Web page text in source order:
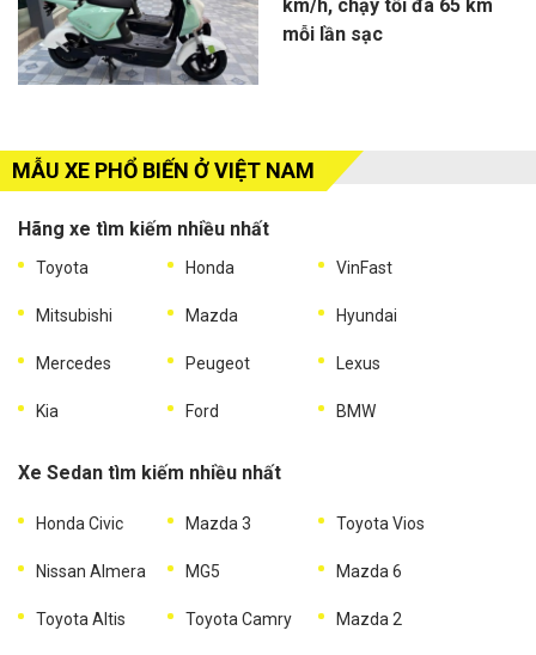
km/h, chạy tối đa 65 km
mỗi lần sạc
MẪU XE PHỔ BIẾN Ở VIỆT NAM
Hãng xe tìm kiếm nhiều nhất
Toyota Honda VinFast
Mitsubishi Mazda Hyundai
Mercedes Peugeot Lexus
Kia Ford BMW
Xe Sedan tìm kiếm nhiều nhất
Honda Civic Mazda 3 Toyota Vios
Nissan Almera MG5 Mazda 6
Toyota Altis Toyota Camry Mazda 2